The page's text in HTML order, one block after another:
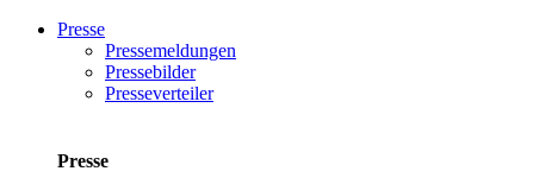
Presse
Pressemeldungen
Pressebilder
Presseverteiler
Presse